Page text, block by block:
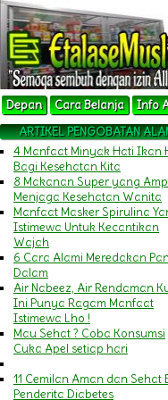
Depan Cara Belanja Info
ARTIKEL PENGOBATAN
4 Manfaat Minyak Hati Ikan
Bagi Kesehatan Kita
8 Makanan Super yang
Menjaga Kesehatan Wanita
Manfaat Masker Spirulina
Istimewa Untuk Kecantikan
Wajah
6 Cara Alami Meredakan
Dalam
Air Nabeez, Air Rendaman
Ini Punya Ragam Manfaat
Istimewa Lho !
Mau Sehat ? Coba Konsumsi
Cuka Apel setiap hari
11 Cemilan Aman dan Sehat
Penderita Diabetes